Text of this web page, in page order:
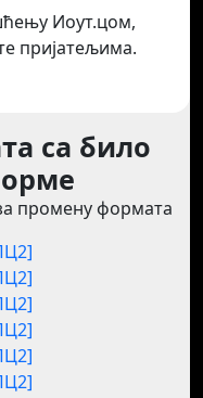
Иоут.цом,
пријатељима.
са било
промену формата